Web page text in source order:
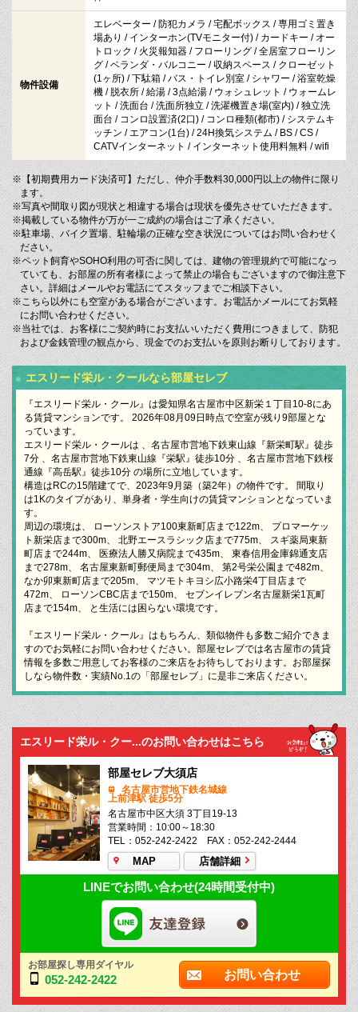
物件設備
エレベーター / 防犯カメラ / 宅配ボックス / 専用ゴミ置き
場あり / インターホン(TVモニター付) / カードキー / オー
トロック / 火災報知器 / フローリング / 全居室フローリン
グ / ベランダ・バルコニー / 収納スペース / クローゼット
(1ヶ所) / 下駄箱 / バス・トイレ別室 / シャワー / 浴室乾燥
機 / 脱衣所 / 給湯 / 3点給湯 / ウォシュレット / ウォームレ
ット / 洗面台 / 洗面所独立 / 洗濯機置き場(室内) / 独立洗
面台 / コンロ設置済(2口) / コンロ種類(都市) / システムキ
ッチン / エアコン(1台) / 24H換気システム / BS / CS /
CATVインターネット / インターネット使用料無料 / wifi
※【初期費用カード決済可】ただし、仲介手数料30,000円以上の物件に限り
ます。
※写真や間取り図が現状と相違する場合は現状を優先させていただきます。
※掲載している物件が万が一ご成約の場合はご了承ください。
※駐車場、バイク置場、駐輪場の正確な空き状況についてはお問い合わせく
ださい。
※ペット飼育やSOHO利用の可否に関しては、建物の管理規約で可能になっ
ていても、お部屋の所有者様によって禁止の場合もございますので御注意下
さい。詳細はメールやお電話にてスタッフまでご相談下さい。
※こちら以外にも空室がある場合がございます。お電話かメールにてお気軽
にお問い合わせください。
※当社では、お客様にご契約時にお支払いいただく費用につきまして、防犯
および金銭管理の観点から、現金でのお支払いを原則お断りしております。
エスリード栄ル・クールなら部屋セレブ
『エスリード栄ル・クール』は愛知県名古屋市中区新栄１丁目10-8にあ
る賃貸マンションです。 2026年08月09日時点で空室が残り9部屋とな
っています。
エスリード栄ル・クールは 、名古屋市営地下鉄東山線『新栄町駅』徒歩
7分 、名古屋市営地下鉄東山線『栄駅』徒歩10分 、名古屋市営地下鉄桜
通線『高岳駅』徒歩10分 の場所に立地しています。
構造はRCの15階建てで、2023年9月築（築2年）の物件です。 間取り
は1Kのタイプがあり、単身者・学生向けの賃貸マンションとなっていま
す。
周辺の環境は、 ローソンストア100東新町店まで122m、 プロマーケッ
ト新栄店まで300m、 北野エースラシック店まで775m、 スギ薬局東新
町店まで244m、 医療法人勝又病院まで435m、 東春信用金庫錦通支店
まで278m、 名古屋東新町郵便局まで304m、 第2号栄公園まで482m、
なか卯東新町店まで205m、 マツモトキヨシ広小路栄4丁目店まで
472m、 ローソンCBC店まで150m、 セブンイレブン名古屋新栄1瓦町
店まで154m、 と生活には困らない環境です。
『エスリード栄ル・クール』はもちろん、類似物件も多数ご紹介できま
すのでお気軽にお問い合わせください。部屋セレブでは名古屋市の賃貸
情報を多数ご用意してお客様のご来店をお待ちしております。お部屋探
しなら物件数・実績No.1の「部屋セレブ」に是非ご来店ください。
エスリード栄ル・クー...のお問い合わせはこちら
部屋セレブ大須店
名古屋市営地下鉄名城線
上前津駅 徒歩5分
名古屋市中区大須 3丁目19-13
営業時間：10:00～18:30
TEL：052-242-2422 FAX：052-242-2444
MAP 店舗詳細
LINEでお問い合わせ(24時間受付中)
お部屋探し専用ダイヤル
052-242-2422 お問い合わせ